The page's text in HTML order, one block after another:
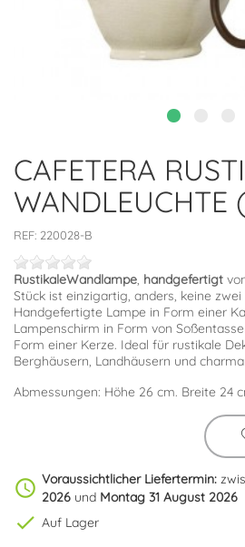
CAFETERA
WANDLEUCHTE
REF: 220028-B
RustikaleWandlampe, handgefertigt
Stück ist einzigartig, anders, keine
Handgefertigte Lampe in Form einer
Lampenschirm in Form von
Form einer Kerze. Ideal für rustikale
Berghäusern, Landhäusern und
Abmessungen: Höhe 26 cm. Breite 24
schedule Voraussichtlicher Liefertermin:
2026 und Montag 31 August 2026
check Auf Lager